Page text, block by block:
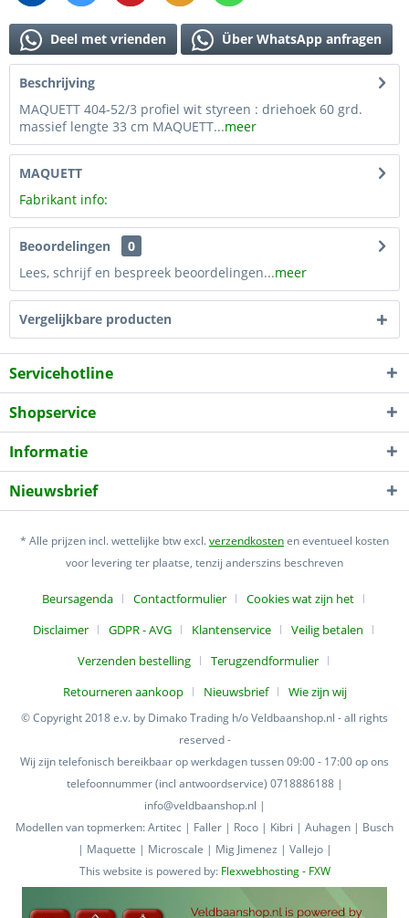
Deel met vrienden Über WhatsApp anfragen
Beschrijving
MAQUETT 404-52/3 profiel wit styreen : driehoek 60 grd.
massief lengte 33 cm MAQUETT...meer
MAQUETT
Fabrikant info:
Beoordelingen
0
Lees, schrijf en bespreek beoordelingen...meer
Vergelijkbare producten
Servicehotline
Shopservice
Informatie
Nieuwsbrief
* Alle prijzen incl. wettelijke btw excl.verzendkostenen eventueel kosten
voor levering ter plaatse, tenzij anderszins beschreven
Beursagenda Contactformulier
Cookies wat zijn het
Disclaimer
GDPR - AVG Klantenservice
Veilig betalen
Verzenden bestelling
Terugzendformulier
Retourneren aankoop
Nieuwsbrief Wie zijn wij
© Copyright 2018 e.v. by Dimako Trading h/o Veldbaanshop.nl - all rights
reserved -
Wij zijn telefonisch bereikbaar op werkdagen tussen 09:00 - 17:00 op ons
telefoonnummer (incl antwoordservice) 0718886188 |
info@veldbaanshop.nl |
Modellen van topmerken: Artitec | Faller | Roco | Kibri | Auhagen | Busch
| Maquette | Microscale | Mig Jimenez | Vallejo |
This website is powered by: Flexwebhosting - FXW